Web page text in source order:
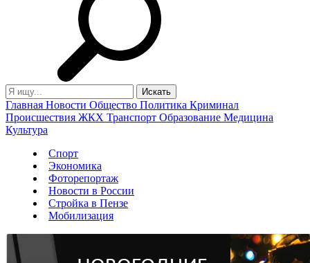
Главная Новости Общество Политика Криминал
Происшествия ЖКХ Транспорт Образование Медицина
Культура
Спорт
Экономика
Фоторепортаж
Новости в России
Стройка в Пензе
Мобилизация